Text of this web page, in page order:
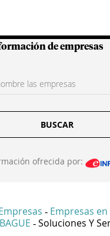
de empresas
BUSCAR
ofrecida por:
- Empresas en
- Soluciones Y